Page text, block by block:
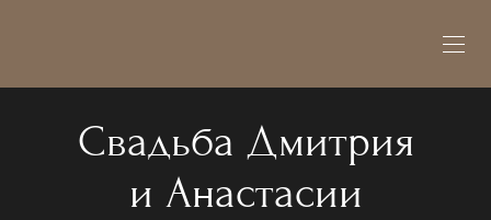
Свадьба Дмитрия
и Анастасии